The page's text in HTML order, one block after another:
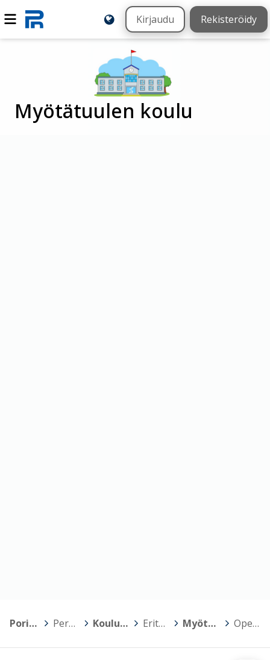
Kirjaudu Rekisteröidy
Myötätuulen koulu
Porin kaupunki Perusopetus > Koulujen kotisivut Erityiskoulut > Myötätuulen koulu > Opetus